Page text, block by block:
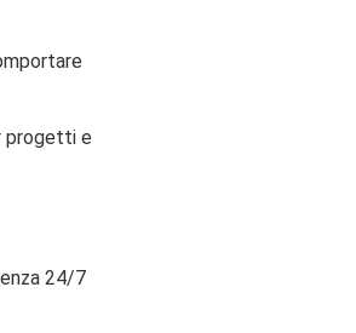
progetti e
24/7